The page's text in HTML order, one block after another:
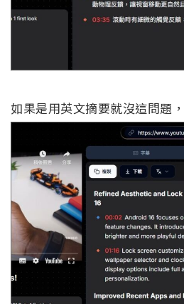
如果是用英文摘要就沒這問題